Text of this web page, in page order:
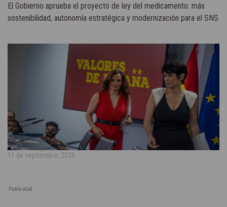
El Gobierno aprueba el proyecto de ley del medicamento: más
sostenibilidad, autonomía estratégica y modernización para el SNS
11 de septiembre, 2025
Publicidad